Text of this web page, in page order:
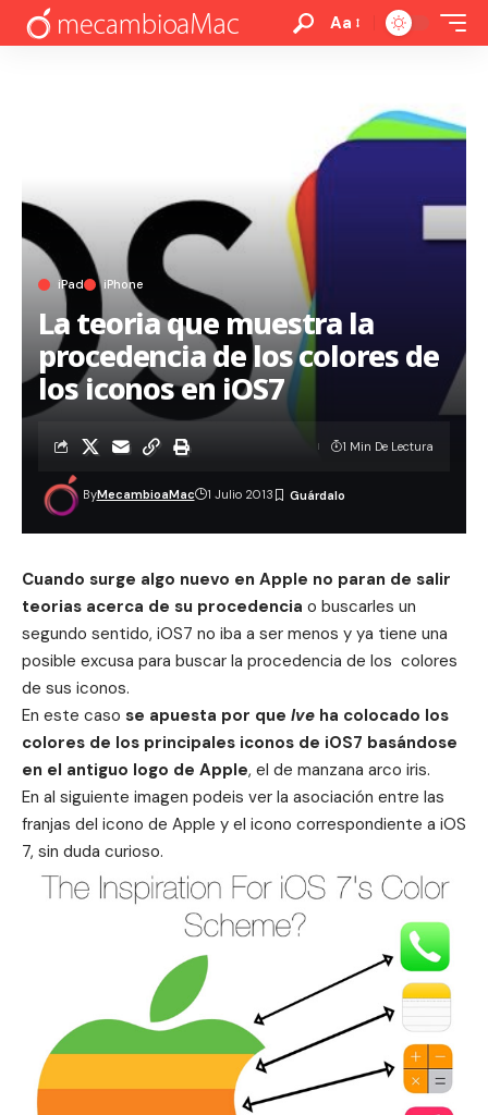
Aa
iPad iPhone
La teoria que muestra la
procedencia de los colores de
los iconos en iOS7
ByMecambioaMac 1 Julio 2013
1 Min De Lectura
Cuando surge algo nuevo en Apple no paran de salir
teorias acerca de su procedencia o buscarles un
segundo sentido, iOS7 no iba a ser menos y ya tiene una
posible excusa para buscar la procedencia de los colores
de sus iconos.
En este caso se apuesta por que Ive ha colocado los
colores de los principales iconos de iOS7 basándose
en el antiguo logo de Apple, el de manzana arco iris.
En al siguiente imagen podeis ver la asociación entre las
franjas del icono de Apple y el icono correspondiente a iOS
7, sin duda curioso.